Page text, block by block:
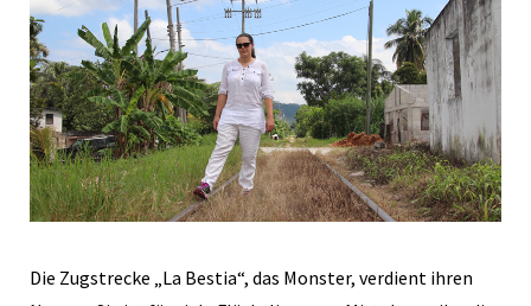
Die Zugstrecke „La Bestia“, das Monster, verdient ihren